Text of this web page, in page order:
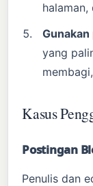
yang
Kasus
Postingan
Penulis dan